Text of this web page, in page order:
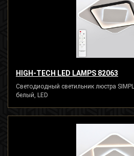
HIGH-TECH LED LAMPS 82063
Светодиодный светильник люстра
белый, LED